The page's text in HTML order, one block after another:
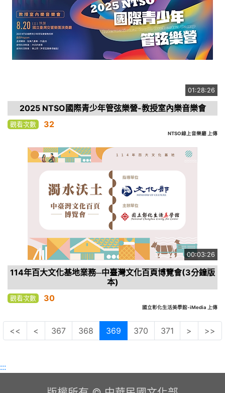
01:28:26
2025 NTSO國際青少年管弦樂營-教授室內樂音樂會
觀看次數 32
NTSO線上音樂廳 上傳
00:03:26
114年百大文化基地業務─中臺灣文化百頁博覽會(3分鐘版
本)
觀看次數 30
國立彰化生活美學館-iMedia 上傳
<< < 367 368 369 370 371 > >>
:::